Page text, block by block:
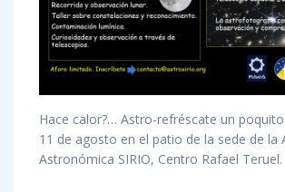
Hace calor?… Astro-refréscate un
11 de agosto en el patio de la sede de la
Astronómica SIRIO, Centro Rafael Teruel.